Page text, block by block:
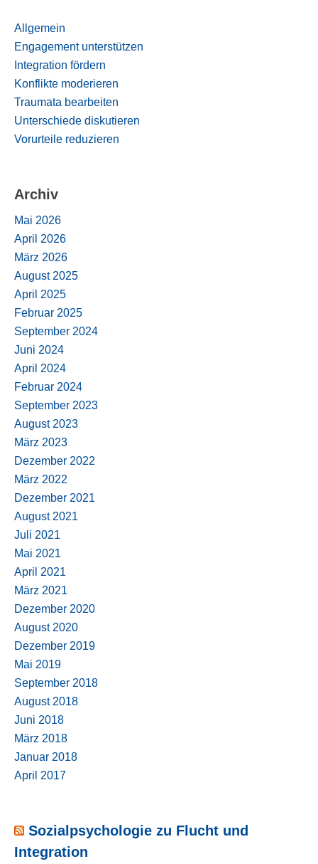
Allgemein
Engagement unterstützen
Integration fördern
Konflikte moderieren
Traumata bearbeiten
Unterschiede diskutieren
Vorurteile reduzieren
Archiv
Mai 2026
April 2026
März 2026
August 2025
April 2025
Februar 2025
September 2024
Juni 2024
April 2024
Februar 2024
September 2023
August 2023
März 2023
Dezember 2022
März 2022
Dezember 2021
August 2021
Juli 2021
Mai 2021
April 2021
März 2021
Dezember 2020
August 2020
Dezember 2019
Mai 2019
September 2018
August 2018
Juni 2018
März 2018
Januar 2018
April 2017
Sozialpsychologie zu Flucht und
Integration